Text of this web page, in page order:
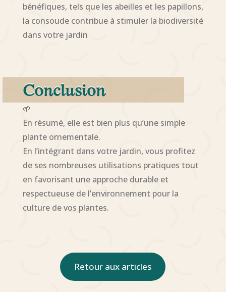
bénéfiques, tels que les abeilles et les papillons,
la consoude contribue à stimuler la biodiversité
dans votre jardin
Conclusion
🌱
En résumé, elle est bien plus qu’une simple
plante ornementale.
En l’intégrant dans votre jardin, vous profitez
de ses nombreuses utilisations pratiques tout
en favorisant une approche durable et
respectueuse de l’environnement pour la
culture de vos plantes.
Retour aux articles